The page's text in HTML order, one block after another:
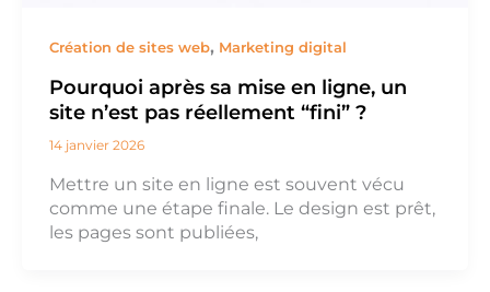
Création de sites web, Marketing digital
Pourquoi après sa mise en ligne, un
site n’est pas réellement “fini” ?
14 janvier 2026
Mettre un site en ligne est souvent vécu
comme une étape finale. Le design est prêt,
les pages sont publiées,